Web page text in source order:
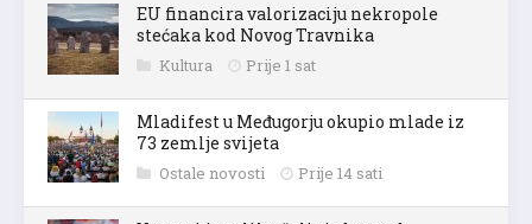
EU financira valorizaciju nekropole
stećaka kod Novog Travnika
Kultura Prije 1 sat
Mladifest u Međugorju okupio mlade iz
73 zemlje svijeta
Ostale novosti Prije 14 sati